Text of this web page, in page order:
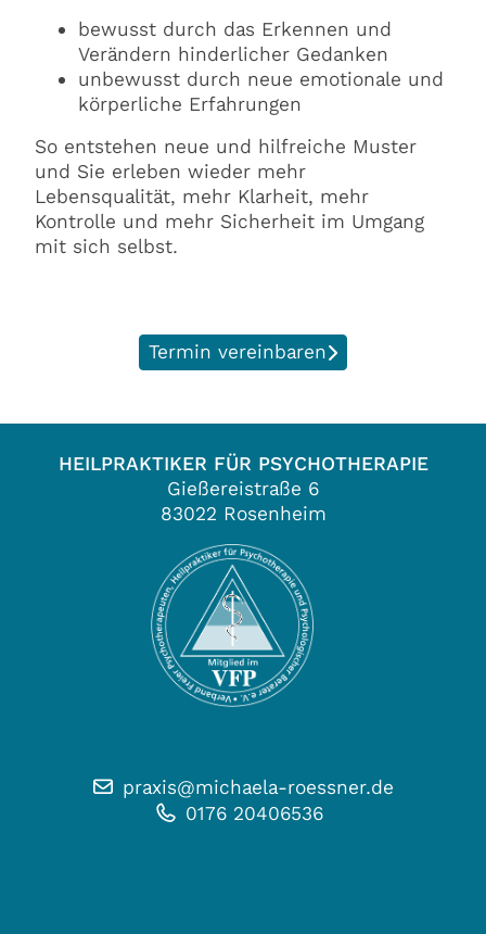
bewusst durch das Erkennen und
Verändern hinderlicher Gedanken
unbewusst durch neue emotionale und
körperliche Erfahrungen
So entstehen neue und hilfreiche Muster
und Sie erleben wieder mehr
Lebensqualität, mehr Klarheit, mehr
Kontrolle und mehr Sicherheit im Umgang
mit sich selbst.
Termin vereinbaren
HEILPRAKTIKER FÜR PSYCHOTHERAPIE
Gießereistraße 6
83022 Rosenheim
praxis@michaela-roessner.de
0176 20406536